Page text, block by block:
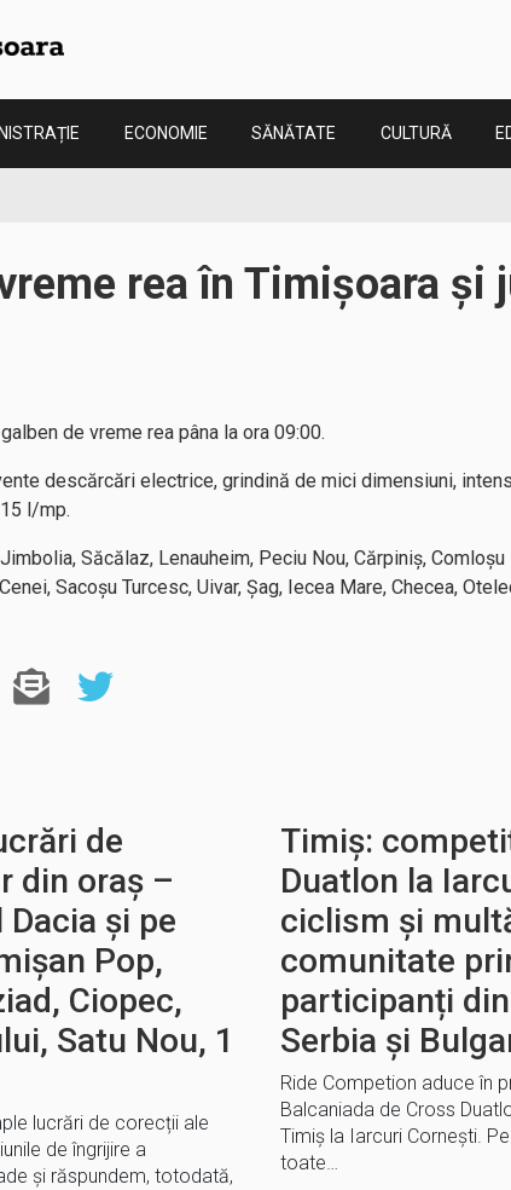
ECONOMIE SĂNĂTATE CULTURĂ
rea în Timișoara și
de vreme rea pâna la ora 09:00.
descărcări electrice, grindină de mici dimensiuni,
l/mp.
Săcălaz, Lenauheim, Peciu Nou, Cărpiniș, Comloșu
Sacoșu Turcesc, Uivar, Șag, Iecea Mare, Checea,
de
din oraș –
și pe
Pop,
Ciopec,
Satu Nou, 1
lucrări de corecții ale
de îngrijire a
și răspundem, totodată,
Timiș:
Duatlon la
ciclism și
comunitate
participanți
Serbia și
Ride Competion aduce în
Balcaniada de Cross
Timiș la Iarcuri Cornești.
toate…